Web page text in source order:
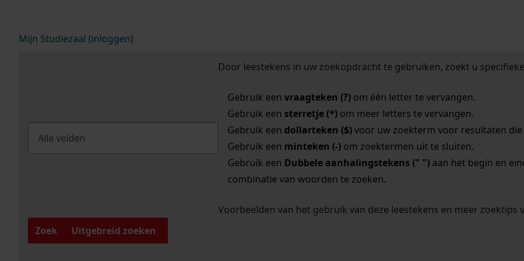
Mijn Studiezaal (inloggen)
Door leestekens in uw zoekopdracht te gebruiken, zoekt u
Gebruik een vraagteken (?)om één letter te vervangen.
Gebruik een sterretje (*)om meer letters te vervangen.
Gebruik een dollarteken ($)voor uw zoekterm voor resultaten die
Gebruik een minteken (-)om zoektermen uit te sluiten.
Gebruik een Dubbele aanhalingstekens (" ")aan het begin en
combinatie van woorden te zoeken.
Voorbeelden van het gebruik van deze leestekens en meer zoektips
Zoek
Uitgebreid zoeken